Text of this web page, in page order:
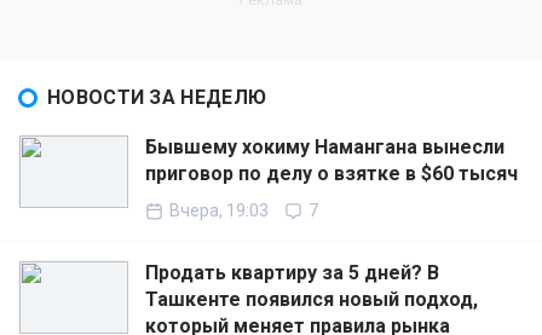
НОВОСТИ ЗА НЕДЕЛЮ
Бывшему хокиму Намангана вынесли
приговор по делу о взятке в $60 тысяч
Вчера, 19:03 7
Продать квартиру за 5 дней? В
Ташкенте появился новый подход,
который меняет правила рынка